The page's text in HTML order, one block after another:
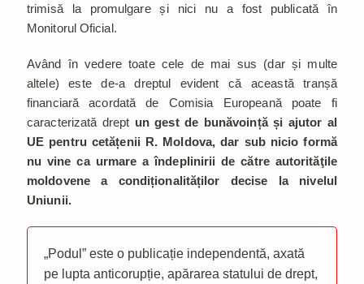
trimisă la promulgare și nici nu a fost publicată în
Monitorul Oficial.
Având în vedere toate cele de mai sus (dar și multe
altele) este de-a dreptul evident că această tranșă
financiară acordată de Comisia Europeană poate fi
caracterizată drept un gest de bunăvoință și ajutor al
UE pentru cetățenii R. Moldova, dar sub nicio formă
nu vine ca urmare a îndeplinirii de către autorităţile
moldovene a condiționalităților decise la nivelul
Uniunii.
„Podul” este o publicație independentă, axată
pe lupta anticorupție, apărarea statului de drept,